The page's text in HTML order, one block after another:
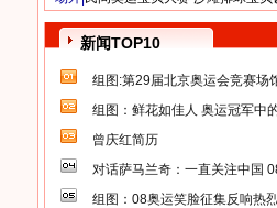
新闻TOP10
组图:第29届北京奥运会竞赛场
组图：鲜花如佳人 奥运冠军中
曾庆红简历
对话萨马兰奇：一直关注中国
组图：08奥运笑脸征集反响热